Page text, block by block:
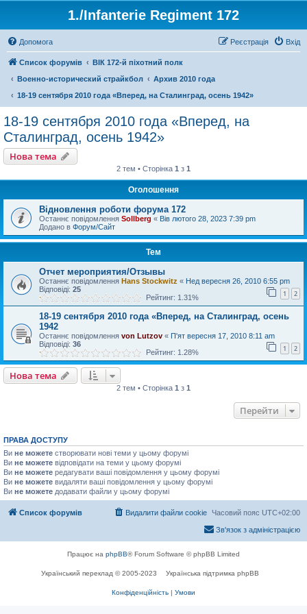
1./Infanterie Regiment 172
Допомога Вхід
Реєстрація
Список форумів
ВІК 172-й піхотний полк
Военно-исторический страйкбол
Архив 2010 года
18-19 сентября 2010 года «Вперед, на Сталинград, осень 1942»
18-19 сентября 2010 года «Вперед, на
Сталинград, осень 1942»
Нова тема
2 тем • Сторінка 1 з 1
Оголошення
Відновлення роботи форума 172
Останнє повідомлення Sollberg « Вів лютого 28, 2023 7:39 pm
Додано в Форум/Сайт
Тем
Отчет мероприятия/Отзывы
Останнє повідомлення Hans Stockwitz « Нед вересня 26, 2010 6:55 pm
Відповіді: 25 1 2
Рейтинг: 1.31%
18-19 сентября 2010 года «Вперед, на Сталинград, осень
1942
Останнє повідомлення von Lutzov « П'ят вересня 17, 2010 8:11 am
Відповіді: 36 1 2
Рейтинг: 1.28%
Нова тема
2 тем • Сторінка 1 з 1
Перейти
ПРАВА ДОСТУПУ
Ви не можете створювати нові теми у цьому форумі
Ви не можете відповідати на теми у цьому форумі
Ви не можете редагувати ваші повідомлення у цьому форумі
Ви не можете видаляти ваші повідомлення у цьому форумі
Ви не можете додавати файли у цьому форумі
Список форумів Часовий пояс UTC+02:00
Видалити файли cookie
Зв'язок з адміністрацією
Працює на phpBB® Forum Software © phpBB Limited
Український переклад © 2005-2023 Українська підтримка phpBB
Конфіденційність | Умови